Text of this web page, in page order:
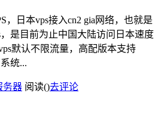
，日本vps接入cn2 gia网络，也就是
是目前为止中国大陆访问日本速度
默认不限流量，高配版本支持
统...
务器 阅读()去评论